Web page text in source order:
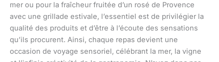
mer ou pour la fraîcheur fruitée d’un rosé de Provence
avec une grillade estivale, l’essentiel est de privilégier la
qualité des produits et d’être à l’écoute des sensations
qu’ils procurent. Ainsi, chaque repas devient une
occasion de voyage sensoriel, célébrant la mer, la vigne